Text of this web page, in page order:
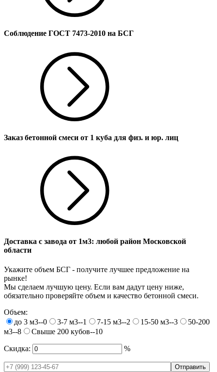
Соблюдение ГОСТ 7473-2010 на БСГ
Заказ бетонной смеси от 1 куба для физ. и юр. лиц
Доставка с завода от 1м3: любой район Московской
области
Укажите объем БСГ - получите лучшее предложение на
рынке!
Мы сделаем лучшую цену. Если вам дадут цену ниже,
обязательно проверяйте объем и качество бетонной смеси.
Объем:
до 3 м3--0
3-7 м3--1 7-15 м3--2 15-50 м3--3
50-200
м3--8
Свыше 200 кубов--10
Скидка: %